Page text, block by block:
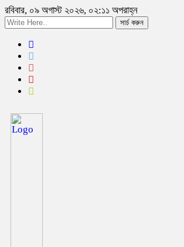
রবিবার, ০৯ অগাস্ট ২০২৬, ০২:১১ অপরাহ্ন
সার্চ করুন